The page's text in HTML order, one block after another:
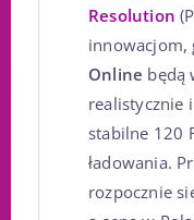
Resolution
innowacjom,
Online będą
realistycznie
stabilne 120
ładowania.
rozpocznie